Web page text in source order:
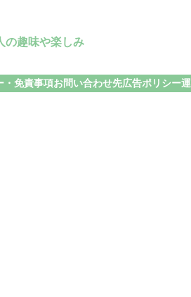
の趣味や楽しみ
・免責事項お問い合わせ先広告ポリシー